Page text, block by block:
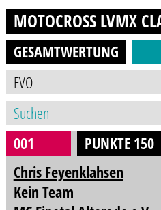
MOTOCROSS LVMX
GESAMTWERTUNG
001 PUNKTE 150
Chris Feyenklahsen
Kein Team